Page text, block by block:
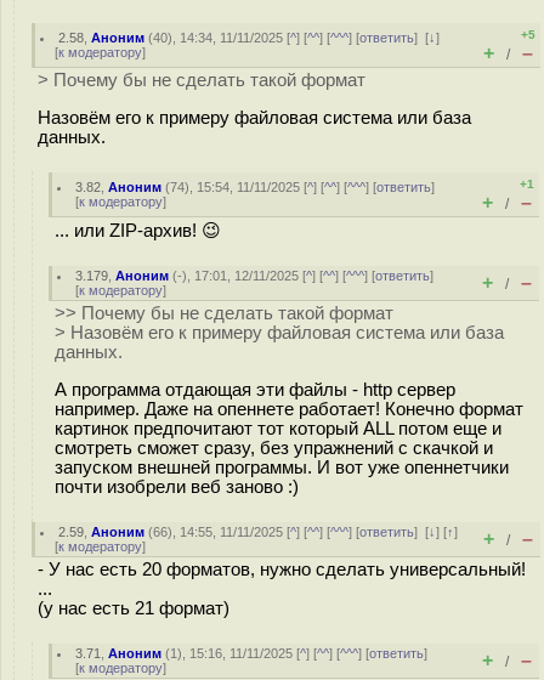
2.58 ,Аноним (40), 14:34, 11/11/2025 [^] [^^] [^^^] [ответить][↓]
[к модератору]
+5
+ / –
> Почему бы не сделать такой формат
Назовём его к примеру файловая система или база
данных.
3.82 ,Аноним (74), 15:54, 11/11/2025 [^] [^^] [^^^] [ответить]
[к модератору]
+1
+ / –
... или ZIP-архив! 😉
3.179 ,Аноним (-), 17:01, 12/11/2025 [^] [^^] [^^^] [ответить]
[к модератору] + / –
>> Почему бы не сделать такой формат
> Назовём его к примеру файловая система или база
данных.
А программа отдающая эти файлы - http сервер
например. Даже на опеннете работает! Конечно формат
картинок предпочитают тот который ALL потом еще и
смотреть сможет сразу, без упражнений с скачкой и
запуском внешней программы. И вот уже опеннетчики
почти изобрели веб заново :)
2.59 ,Аноним (66), 14:55, 11/11/2025 [^] [^^] [^^^] [ответить][↓] [↑]
[к модератору] + / –
- У нас есть 20 форматов, нужно сделать универсальный!
...
(у нас есть 21 формат)
3.71 ,Аноним (1), 15:16, 11/11/2025 [^] [^^] [^^^] [ответить]
[к модератору] + / –